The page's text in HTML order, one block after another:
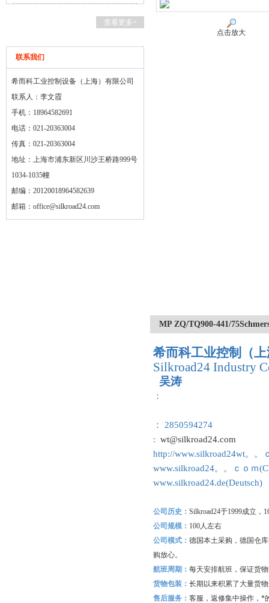
查看更多+
联系我们
希而科工业控制设备（上海）有限公司
联系人：李文霞
手机：18964582691
电话：021-20363004
传真：021-20363004
地址：上海市浦东新区川沙王桥路999号
1034-1035幢
邮编：20120018964582639
邮箱： office@silkroad24.com
点击放大
MP ZQ/TQ900-441/
希而科工业控制（
Silkroad24 Industry
吴涛
：
： 2850594274
: wt@silkroad24.com
http://www.silkroad24wt。。
www.silkroad24。。ｃｏｍ
www.silkroad24.de(Deutsch)
公司历史： Silkroad24于1999成立，
公司规模： 100人左右
公司模式： 德国本土采购，德国仓
购放心。
航班周期： 每天安排航班，保证货
货物包装： 长期以来积累了大量货
售后服务： 客服，返修集中操作，*